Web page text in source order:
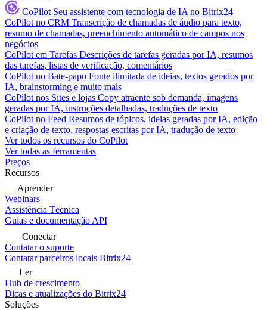
CoPilot Seu assistente com tecnologia de IA no Bitrix24
CoPilot no CRM Transcrição de chamadas de áudio para texto,
resumo de chamadas, preenchimento automático de campos nos
negócios
CoPilot em Tarefas Descrições de tarefas geradas por IA, resumos
das tarefas, listas de verificação, comentários
CoPilot no Bate-papo Fonte ilimitada de ideias, textos gerados por
IA, brainstorming e muito mais
CoPilot nos Sites e lojas Copy atraente sob demanda, imagens
geradas por IA, instruções detalhadas, traduções de texto
CoPilot no Feed Resumos de tópicos, ideias geradas por IA, edição
e criação de texto, respostas escritas por IA, tradução de texto
Ver todos os recursos do CoPilot
Ver todas as ferramentas
Preços
Recursos
Aprender
Webinars
Assistência Técnica
Guias e documentação API
Conectar
Contatar o suporte
Contatar parceiros locais Bitrix24
Ler
Hub de crescimento
Dicas e atualizações do Bitrix24
Soluções